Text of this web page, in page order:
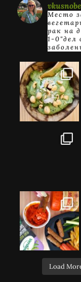
Место
рак на
1-0"дел
Load